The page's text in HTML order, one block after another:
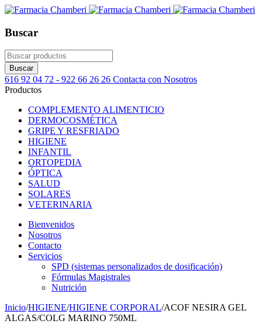
Buscar
616 92 04 72 - 922 66 26 26 Contacta con Nosotros
Productos
COMPLEMENTO ALIMENTICIO
DERMOCOSMÉTICA
GRIPE Y RESFRIADO
HIGIENE
INFANTIL
ORTOPEDIA
ÓPTICA
SALUD
SOLARES
VETERINARIA
Bienvenidos
Nosotros
Contacto
Servicios
SPD (sistemas personalizados de dosificación)
Fórmulas Magistrales
Nutrición
Inicio/HIGIENE/HIGIENE CORPORAL/ACOF NESIRA GEL
ALGAS/COLG MARINO 750ML